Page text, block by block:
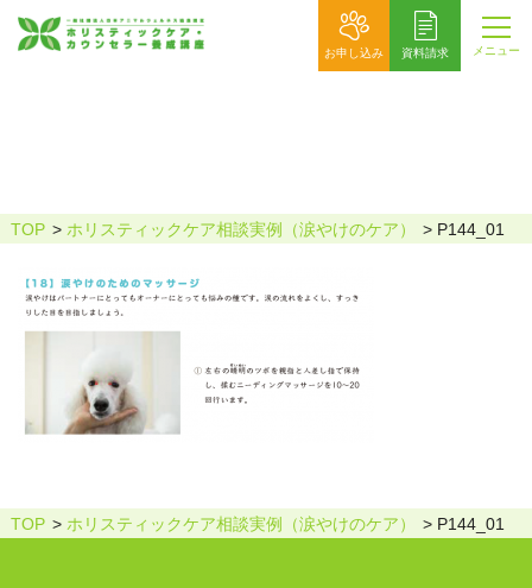
お申し込み 資料請求 メニュー
TOP ホリスティックケア相談実例（涙やけのケア） P144_01
TOP ホリスティックケア相談実例（涙やけのケア） P144_01